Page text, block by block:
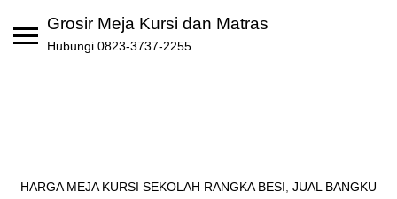
Grosir Meja Kursi dan Matras
Hubungi 0823-3737-2255
HARGA MEJA KURSI SEKOLAH RANGKA BESI JUAL BANGKU